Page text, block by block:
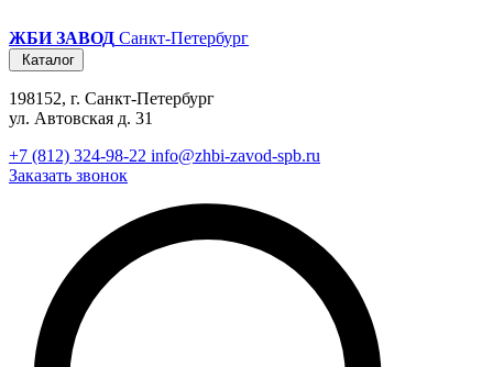
ЖБИ ЗАВОД Санкт-Петербург
Каталог
198152, г. Санкт-Петербург
ул. Автовская д. 31
+7 (812) 324-98-22 info@zhbi-zavod-spb.ru
Заказать звонок